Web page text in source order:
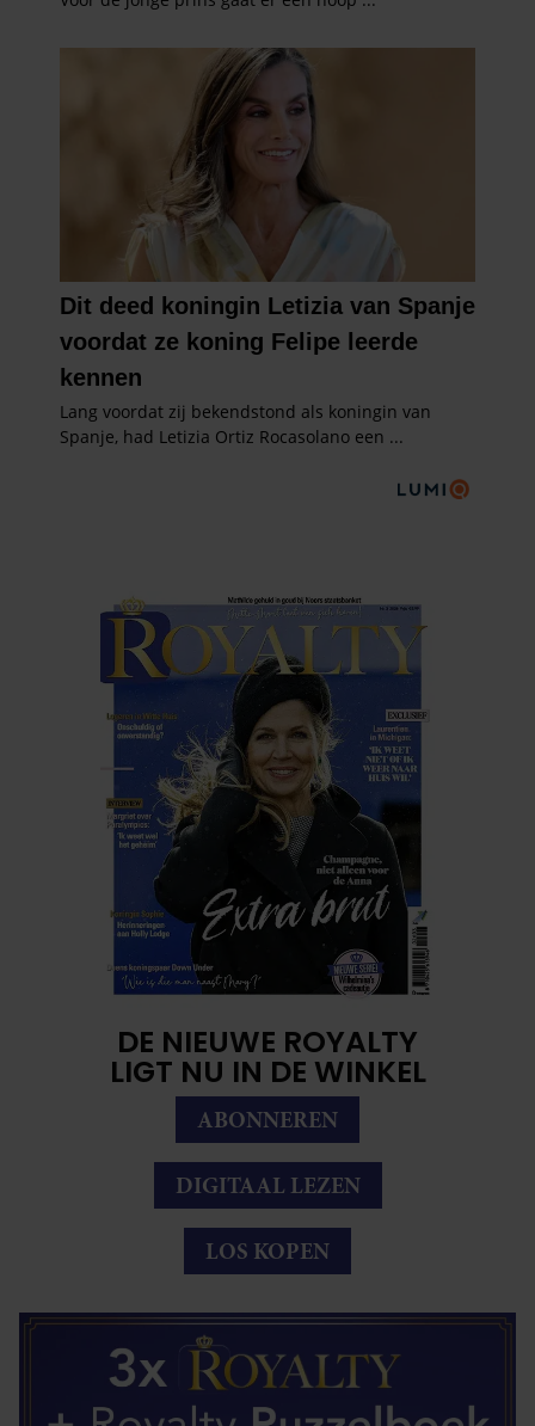
DE NIEUWE ROYALTY
LIGT NU IN DE WINKEL
ABONNEREN
DIGITAAL LEZEN
LOS KOPEN